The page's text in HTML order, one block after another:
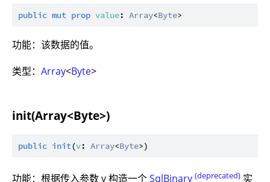
public mut prop value: Array<Byte
功能：该数据的值。
类型： Array<Byte>
init(Array<Byte>)
public init(v: Array<Byte
功能：根据传入参数 v 构造一个SqlBinary (deprecated) 实